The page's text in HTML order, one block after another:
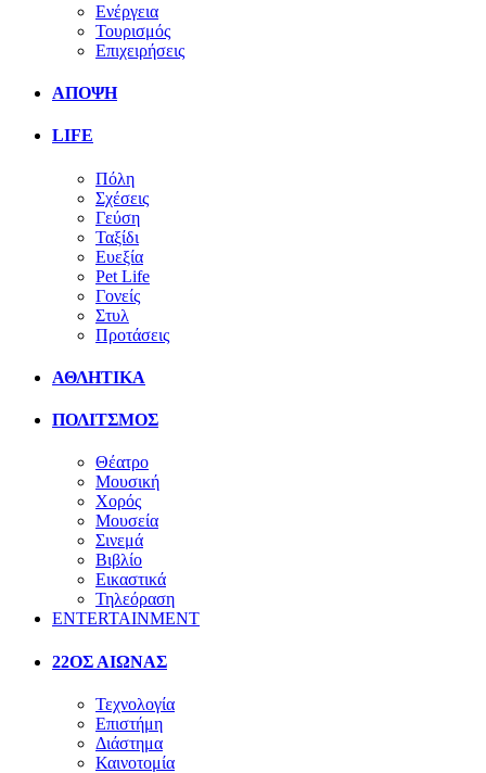
Ενέργεια
Τουρισμός
Επιχειρήσεις
ΑΠΟΨΗ
LIFE
Πόλη
Σχέσεις
Γεύση
Ταξίδι
Ευεξία
Pet Life
Γονείς
Στυλ
Προτάσεις
ΑΘΛΗΤΙΚΑ
ΠΟΛΙΤΣΜΟΣ
Θέατρο
Μουσική
Χορός
Μουσεία
Σινεμά
Βιβλίο
Εικαστικά
Τηλεόραση
ENTERTAINMENT
22ΟΣ ΑΙΩΝΑΣ
Τεχνολογία
Επιστήμη
Διάστημα
Καινοτομία